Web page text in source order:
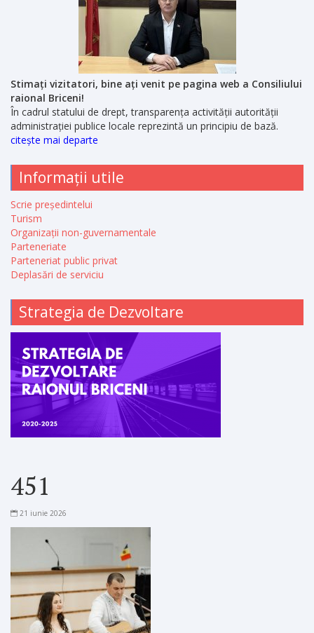
Stimați vizitatori, bine ați venit pe pagina web a Consiliului
raional Briceni!
În cadrul statului de drept, transparența activității autorității
administrației publice locale reprezintă un principiu de bază.
citește mai departe
Informații utile
Scrie președintelui
Turism
Organizații non-guvernamentale
Parteneriate
Parteneriat public privat
Deplasări de serviciu
Strategia de Dezvoltare
451
21 iunie 2026